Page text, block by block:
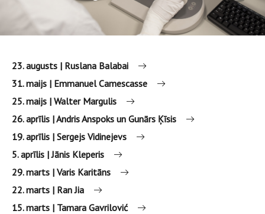
23. augusts | Ruslana Balabai
31. maijs | Emmanuel Camescasse
25. maijs | Walter Margulis
26. aprīlis | Andris Anspoks un Gunārs Ķīsis
19. aprīlis | Sergejs Vidinejevs
5. aprīlis | Jānis Kleperis
29. marts | Varis Karitāns
22. marts | Ran Jia
15. marts | Tamara Gavrilović